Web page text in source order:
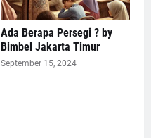
Ada Berapa Persegi ? by
Bimbel Jakarta Timur
September 15, 2024